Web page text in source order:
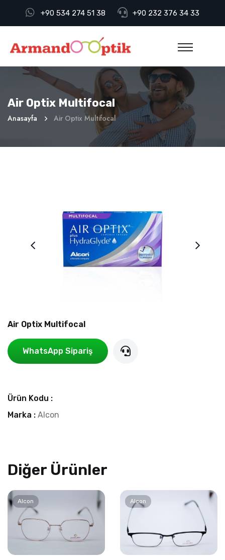
+90 534 274 51 38 +90 232 376 34 33
Air Optix Multifocal
Anasayfa Air Optix Multifocal
Air Optix Multifocal
WhatsApp Sipariş
Ürün Kodu :
Marka : Alcon
Diğer Ürünler
Alcon Alcon